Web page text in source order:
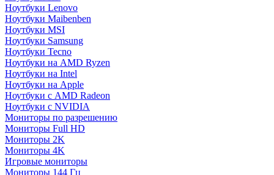
Ноутбуки Lenovo
Ноутбуки Maibenben
Ноутбуки MSI
Ноутбуки Samsung
Ноутбуки Tecno
Ноутбуки на AMD Ryzen
Ноутбуки на Intel
Ноутбуки на Apple
Ноутбуки с AMD Radeon
Ноутбуки с NVIDIA
Мониторы по разрешению
Мониторы Full HD
Мониторы 2K
Мониторы 4K
Игровые мониторы
Мониторы 144 Гц